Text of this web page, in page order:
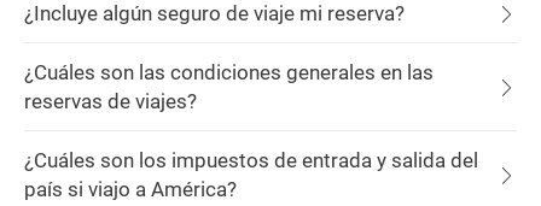
¿Incluye algún seguro de viaje mi reserva?
¿Cuáles son las condiciones generales en las
reservas de viajes?
¿Cuáles son los impuestos de entrada y salida del
país si viajo a América?